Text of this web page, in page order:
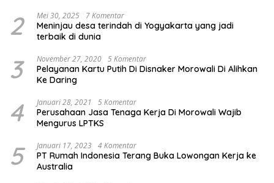
2 Mei 30, 2025 7 Komentar
Meninjau desa terindah di Yogyakarta yang jadi
terbaik di dunia
3 November 27, 2020 5 Komentar
Pelayanan Kartu Putih Di Disnaker Morowali Di Alihkan
Ke Daring
4 Januari 28, 2021 5 Komentar
Perusahaan Jasa Tenaga Kerja Di Morowali Wajib
Mengurus LPTKS
5 Januari 17, 2023 4 Komentar
PT Rumah Indonesia Terang Buka Lowongan Kerja ke
Australia